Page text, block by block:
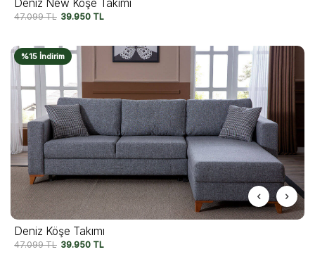
Deniz New Köşe Takımı
47.099TL 39.950 TL
%15 İndirim
Deniz Köşe Takımı
47.099TL 39.950 TL